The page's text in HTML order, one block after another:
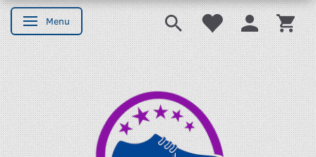
Skifte navigation
Menu